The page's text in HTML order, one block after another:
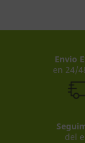
Envio
en 24/
del